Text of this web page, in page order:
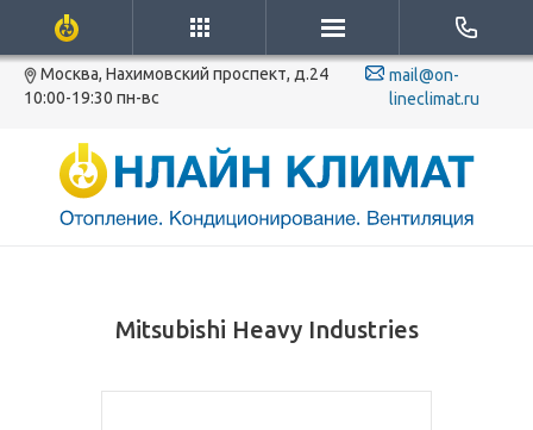
Москва, Нахимовский проспект, д.24
10:00-19:30 пн-вс
mail@on-
lineclimat.ru
Mitsubishi Heavy Industries